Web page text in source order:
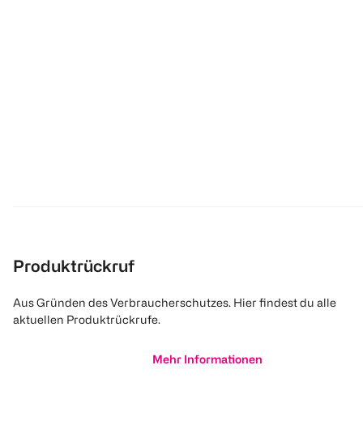
Produktrückruf
Aus Gründen des Verbraucherschutzes. Hier findest du alle
aktuellen Produktrückrufe.
Mehr Informationen